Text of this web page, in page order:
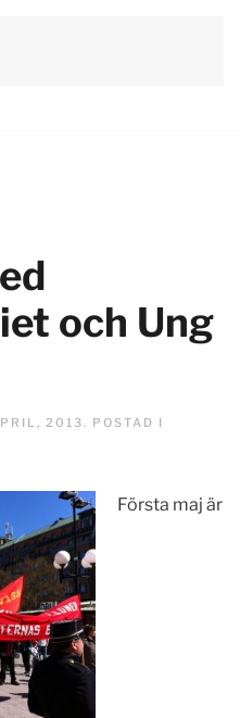
och Ung
2013. POSTAD I
Första maj är